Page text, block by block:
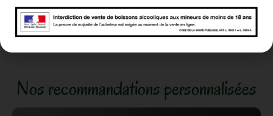
plusieurs vendeurs
Un seul envoi de colis par semaine -> le mardi
Nos recommandations personnalisées